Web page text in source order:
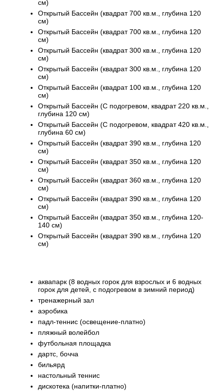
см)
Открытый Бассейн (квадрат 700 кв.м., глубина 120
см)
Открытый Бассейн (квадрат 700 кв.м., глубина 120
см)
Открытый Бассейн (квадрат 300 кв.м., глубина 120
см)
Открытый Бассейн (квадрат 300 кв.м., глубина 120
см)
Открытый Бассейн (квадрат 100 кв.м., глубина 120
см)
Открытый Бассейн (С подогревом, квадрат 220 кв.м.,
глубина 120 см)
Открытый Бассейн (С подогревом, квадрат 420 кв.м.,
глубина 60 см)
Открытый Бассейн (квадрат 390 кв.м., глубина 120
см)
Открытый Бассейн (квадрат 350 кв.м., глубина 120
см)
Открытый Бассейн (квадрат 360 кв.м., глубина 120
см)
Открытый Бассейн (квадрат 390 кв.м., глубина 120
см)
Открытый Бассейн (квадрат 350 кв.м., глубина 120-
140 см)
Открытый Бассейн (квадрат 390 кв.м., глубина 120
см)
аквапарк (8 водных горок для взрослых и 6 водных
горок для детей, с подогревом в зимний период)
тренажерный зал
аэробика
падл-теннис (освещение-платно)
пляжный волейбол
футбольная площадка
дартс, бочча
бильярд
настольный теннис
дискотека (напитки-платно)